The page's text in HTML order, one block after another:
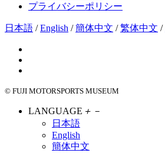
プライバシーポリシー
日本語 /English /簡体中文 /繁体中文 /
© FUJI MOTORSPORTS MUSEUM
LANGUAGE ＋ －
日本語
English
簡体中文